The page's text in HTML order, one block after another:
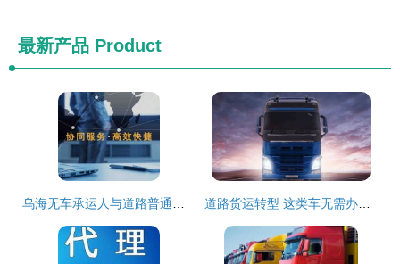
最新产品 Product
乌海无车承运人与道路普通货物运输经营许可证的合法合规路径研究 道路货运转型 这类车无需办理道路运输证（非集装箱标准化限内的集装箱重载底盘在满足政策工具实操明确前仍保留）